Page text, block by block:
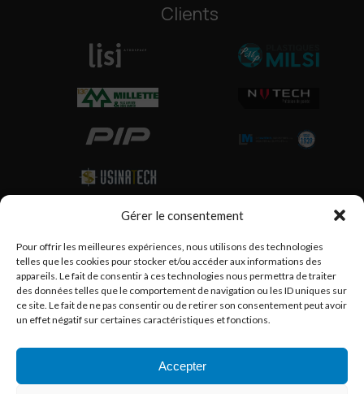
Gérer le consentement
Pour offrir les meilleures expériences, nous utilisons des technologies
telles que les cookies pour stocker et/ou accéder aux informations des
appareils. Le fait de consentir à ces technologies nous permettra de traiter
des données telles que le comportement de navigation ou les ID uniques sur
ce site. Le fait de ne pas consentir ou de retirer son consentement peut avoir
un effet négatif sur certaines caractéristiques et fonctions.
Accepter
Clients
Partenaires